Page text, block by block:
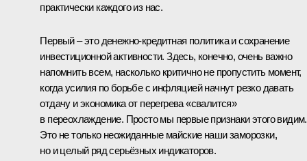
практически каждого из нас.
Первый – это денежно-кредитная политика и сохранение
инвестиционной активности. Здесь, конечно, очень важно
напомнить всем, насколько критично не пропустить момент,
когда усилия по борьбе с инфляцией начнут резко давать
отдачу и экономика от перегрева «свалится»
в переохлаждение. Просто мы первые признаки этого видим.
Это не только неожиданные майские наши заморозки,
но и целый ряд серьёзных индикаторов.